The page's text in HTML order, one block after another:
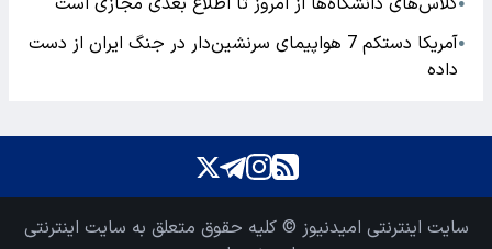
●
●
آمریکا دستکم 7 هواپیمای سرنشین‌دار در جنگ ایران از دست
داده
سایت اینترنتی امیدنیوز © کلیه حقوق متعلق به سایت اینترنتی